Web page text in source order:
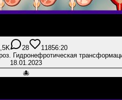
28 11856:20
Гидронефротическая
18.01.2023
🐙